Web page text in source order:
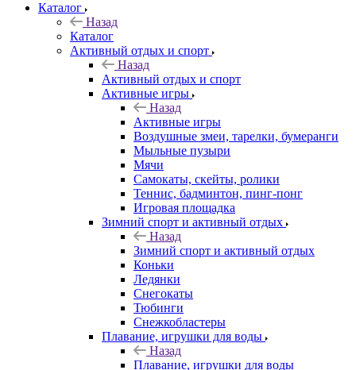
Каталог
Назад
Каталог
Активный отдых и спорт
Назад
Активный отдых и спорт
Активные игры
Назад
Активные игры
Воздушные змеи, тарелки, бумеранги
Мыльные пузыри
Мячи
Самокаты, скейты, ролики
Теннис, бадминтон, пинг-понг
Игровая площадка
Зимний спорт и активный отдых
Назад
Зимний спорт и активный отдых
Коньки
Ледянки
Снегокаты
Тюбинги
Снежкобластеры
Плавание, игрушки для воды
Назад
Плавание, игрушки для воды